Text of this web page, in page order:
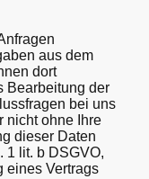
aus dem
dort
Bearbeitung der
bei uns
nicht ohne Ihre
dieser Daten
1 lit. b DSGVO,
eines Vertrags